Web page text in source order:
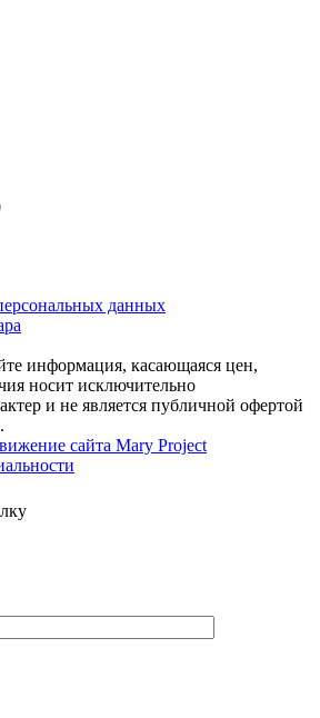
данных
информация, касающаяся цен,
носит исключительно
и не является публичной офертой
сайта Mary Project